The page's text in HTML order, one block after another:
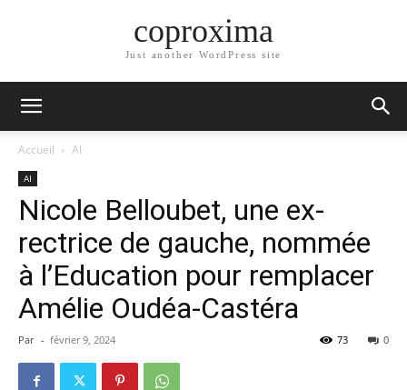
coproxima
Just another WordPress site
Accueil AI
AI
Nicole Belloubet, une ex-
rectrice de gauche, nommée
à l’Education pour remplacer
Amélie Oudéa-Castéra
Par - février 9, 2024 0
73